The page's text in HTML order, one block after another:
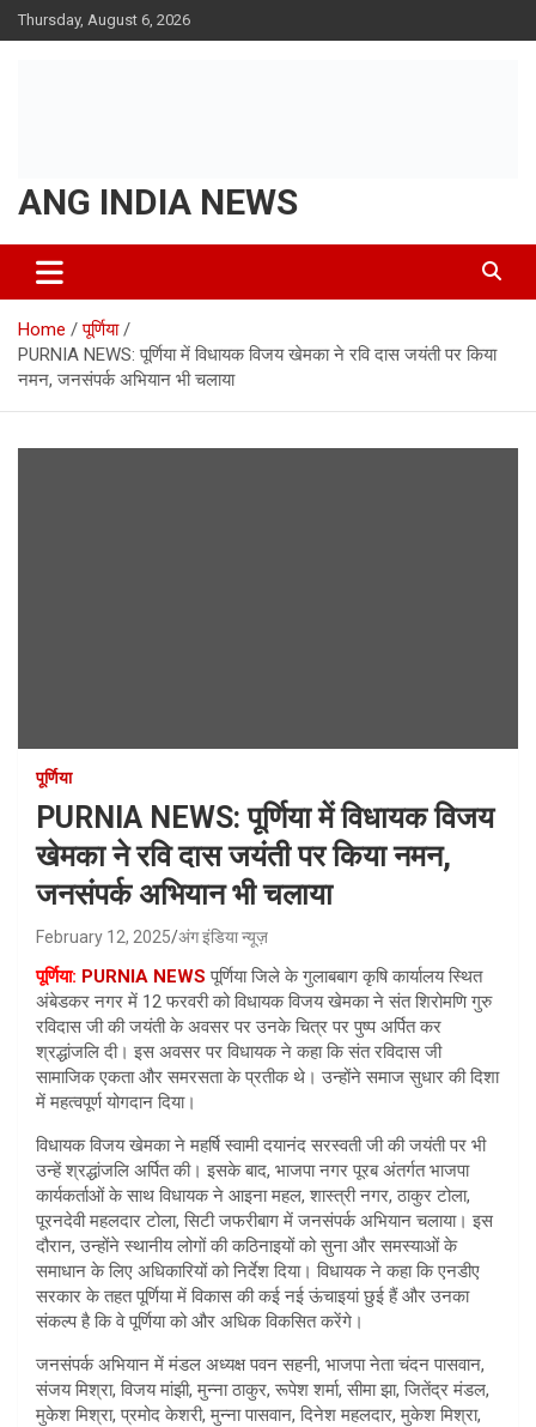
Skip
to
Thursday, August 6, 2026
ANG INDIA NEWS
Home
पूर्णिया
PURNIA NEWS: पूर्णिया में विधायक विजय खेमका ने रवि दास जयंती पर किया
नमन, जनसंपर्क अभियान भी चलाया
पूर्णिया
PURNIA NEWS: पूर्णिया में विधायक विजय
खेमका ने रवि दास जयंती पर किया नमन,
जनसंपर्क अभियान भी चलाया
February 12, 2025 अंग इंडिया न्यूज़
पूर्णिया: PURNIA NEWS पूर्णिया जिले के गुलाबबाग कृषि कार्यालय स्थित
अंबेडकर नगर में 12 फरवरी को विधायक विजय खेमका ने संत शिरोमणि गुरु
रविदास जी की जयंती के अवसर पर उनके चित्र पर पुष्प अर्पित कर
श्रद्धांजलि दी। इस अवसर पर विधायक ने कहा कि संत रविदास जी
सामाजिक एकता और समरसता के प्रतीक थे। उन्होंने समाज सुधार की दिशा
में महत्वपूर्ण योगदान दिया।
विधायक विजय खेमका ने महर्षि स्वामी दयानंद सरस्वती जी की जयंती पर भी
उन्हें श्रद्धांजलि अर्पित की। इसके बाद, भाजपा नगर पूरब अंतर्गत भाजपा
कार्यकर्ताओं के साथ विधायक ने आइना महल, शास्त्री नगर, ठाकुर टोला,
पूरनदेवी महलदार टोला, सिटी जफरीबाग में जनसंपर्क अभियान चलाया। इस
दौरान, उन्होंने स्थानीय लोगों की कठिनाइयों को सुना और समस्याओं के
समाधान के लिए अधिकारियों को निर्देश दिया। विधायक ने कहा कि एनडीए
सरकार के तहत पूर्णिया में विकास की कई नई ऊंचाइयां छुई हैं और उनका
संकल्प है कि वे पूर्णिया को और अधिक विकसित करेंगे।
जनसंपर्क अभियान में मंडल अध्यक्ष पवन सहनी, भाजपा नेता चंदन पासवान,
संजय मिश्रा, विजय मांझी, मुन्ना ठाकुर, रूपेश शर्मा, सीमा झा, जितेंद्र मंडल,
मुकेश मिश्रा, प्रमोद केशरी, मुन्ना पासवान, दिनेश महलदार, मुकेश मिश्रा,